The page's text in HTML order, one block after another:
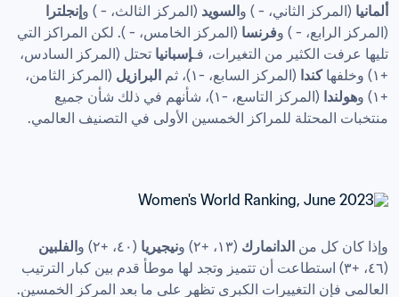
ألمانيا (المركز الثاني، - ) والسويد (المركز الثالث، - ) وإنجلترا
(المركز الرابع، - ) وفرنسا
تليها عرفت الكثير من التغيرات، فـإسبانيا
+١) وخلفها
كندا (المركز السابع، -١)، ثم البرازيل
+١) و
هولندا
منتخبات المحتلة للمراكز الخمسين الأولى في التصنيف العالمي.
وإذا كان كل من الدانمارك (١٣، +٢) و نيجيريا (٤٠، +٢) و
الفلبين
العالمي فإن التغييرات الكبرى تظهر على ما بعد المركز الخمسين.